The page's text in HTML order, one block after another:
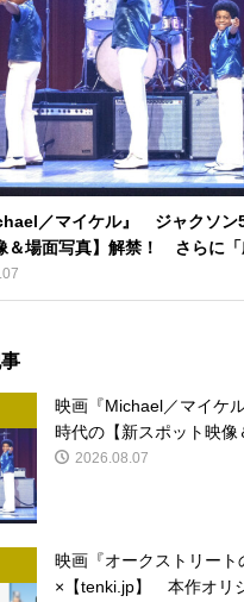
／マイケル』 ジャクソン
＆場面写真】解禁！ さらに「
映画『Michael／マイケ
時代の【新スポット映像
2026.08.07
映画『オークストリート
×【tenki.jp】 本作オリ